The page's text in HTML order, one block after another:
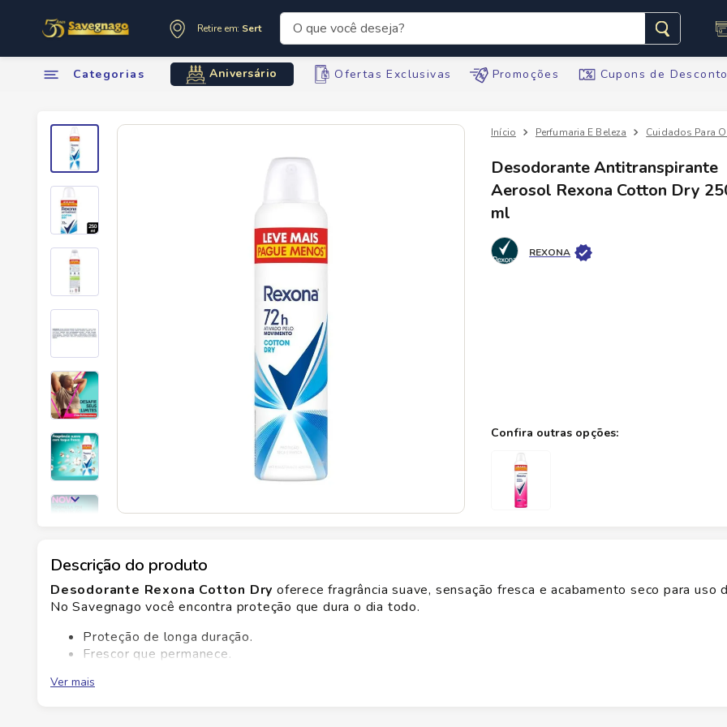
Retire em: Sertãozinho
O que você deseja?
Categorias Aniversário Ofertas Exclusivas Promoções Cupons de Desconto
Perfumaria E Beleza Cuidados Para
Desodorante Antitranspirante
Aerosol Rexona Cotton Dry
ml
REXONA
Descrição do produto
Desodorante Rexona Cotton Dry oferece fragrância suave, sensação fresca e acabamento seco para uso
No Savegnago você encontra proteção que dura o dia todo.
Proteção de longa duração.
Frescor que permanece.
Fragrância suave e discreta.
Ver mais
Termos mais buscados
leite
3º
cerveja
7º
oleo
8º
leite integral
10º